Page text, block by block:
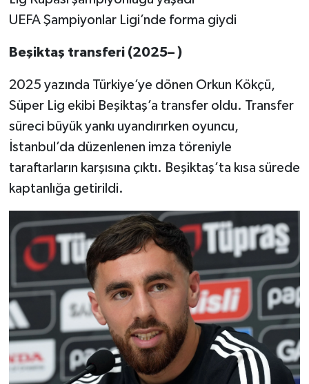
UEFA Şampiyonlar Ligi’nde forma giydi
Beşiktaş transferi (2025– )
2025 yazında Türkiye’ye dönen Orkun Kökçü,
Süper Lig ekibi Beşiktaş’a transfer oldu. Transfer
süreci büyük yankı uyandırırken oyuncu,
İstanbul’da düzenlenen imza töreniyle
taraftarların karşısına çıktı. Beşiktaş’ta kısa sürede
kaptanlığa getirildi.